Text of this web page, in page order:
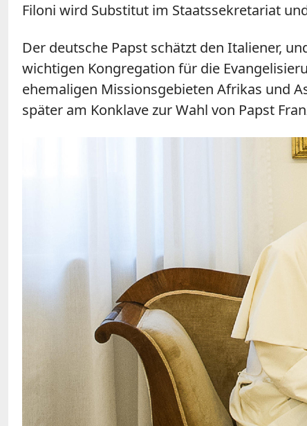
Filoni wird Substitut im Staatssekretariat
Der deutsche Papst schätzt den Italiener,
wichtigen Kongregation für die
ehemaligen Missionsgebieten Afrikas und
später am Konklave zur Wahl von Papst